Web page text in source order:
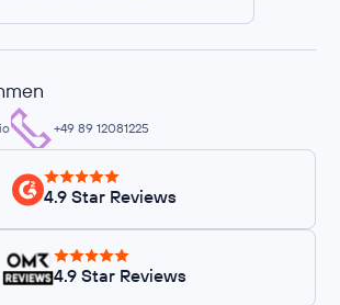
+49 89 12081225
4.9 Star Reviews
4.9 Star Reviews